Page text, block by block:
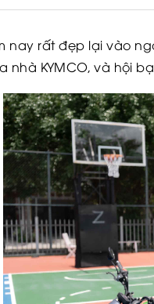
nay rất đẹp lại vào
nhà KYMCO, và hội